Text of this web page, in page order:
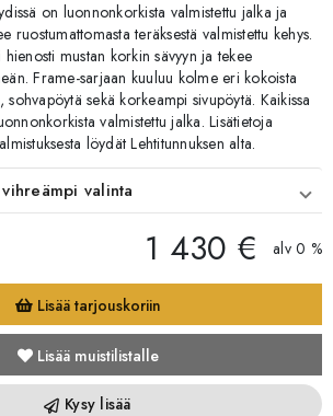
on luonnonkorkista valmistettu jalka ja
ruostumattomasta teräksestä valmistettu kehys.
hienosti mustan korkin sävyyn ja tekee
Frame-sarjaan kuuluu kolme eri kokoista
sekä korkeampi sivupöytä. Kaikissa
valmistettu jalka. Lisätietoja
löydät Lehtitunnuksen alta.
valinta
1 430 € alv 0 %
Lisää tarjouskoriin
Lisää muistilistalle
Kysy lisää